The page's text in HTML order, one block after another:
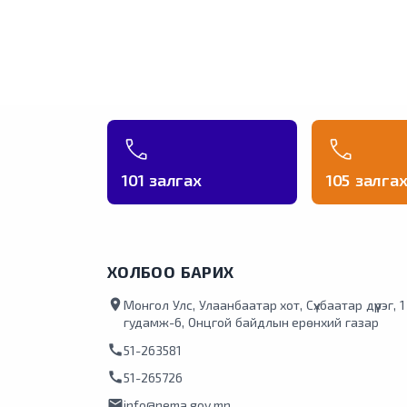
101 залгах 105 залгах
ХОЛБОО БАРИХ
location_onМонгол Улс, Улаанбаатар хот, Сүхбаатар дүүрэг,
гудамж-6, Онцгой байдлын ерөнхий газар
call51-263581
call51-265726